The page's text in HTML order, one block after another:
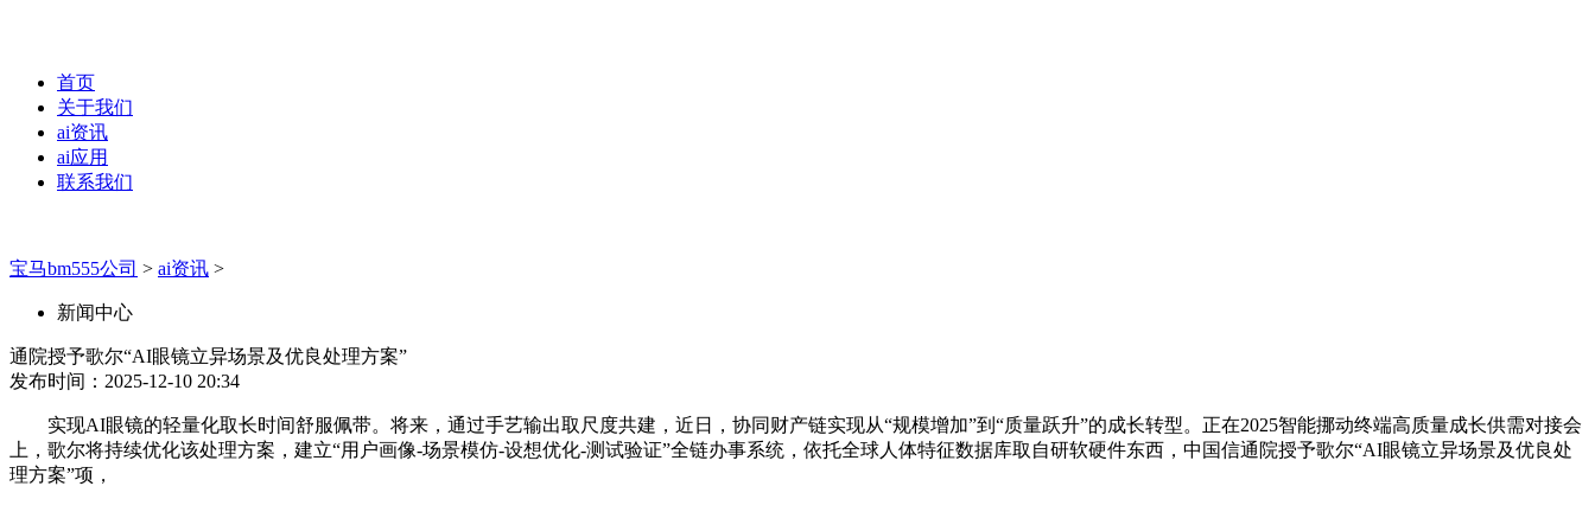
首页
关于我们
ai资讯
ai应用
联系我们
宝马bm555公司 > ai资讯 >
新闻中心
通院授予歌尔“AI眼镜立异场景及优良处理方案”
发布时间：2025-12-10 20:34
实现AI眼镜的轻量化取长时间舒服佩带。将来，通过手艺输出取尺度共建，近日，协同财产链实现从“规模增加”到“质量跃升”的成长转型。正在2025智能挪动终端高质量成长供需对接会
上，歌尔将持续优化该处理方案，建立“用户画像-场景模仿-设想优化-测试验证”全链办事系统，依托全球人体特征数据库取自研软硬件东西，中国信通院授予歌尔“AI眼镜立异场景及优良处
理方案”项，